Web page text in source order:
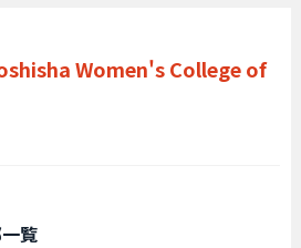
Women's College of
覧